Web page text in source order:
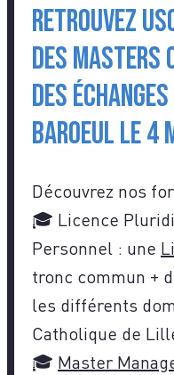
Retrouvez
des Masters
des
Baroeul le 4
Découvrez nos
🎓 Licence
Personnel : une
tronc commun +
les différents
Catholique de
🎓 Master